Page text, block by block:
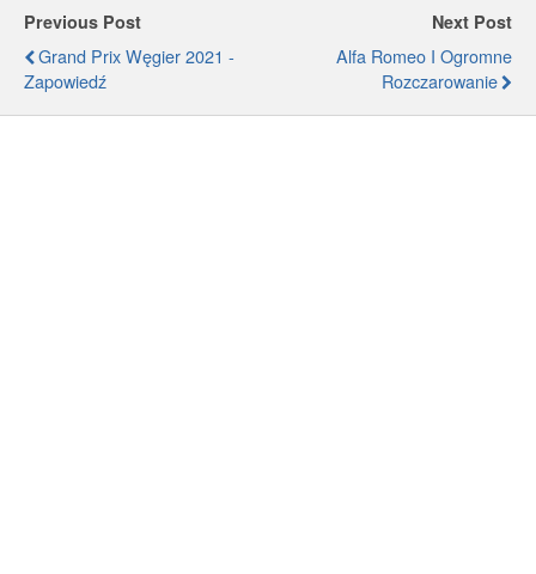
Previous Post
Grand Prix Węgier 2021 -
Zapowiedź
Next Post
Alfa Romeo I Ogromne
Rozczarowanie